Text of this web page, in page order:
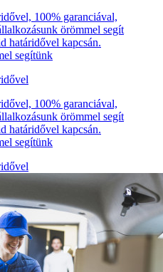
100% garanciával,
örömmel segít
határidővel kapcsán.
segítünk
100% garanciával,
örömmel segít
határidővel kapcsán.
segítünk